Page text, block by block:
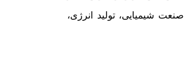
شیمیایی، تولید انرژی،